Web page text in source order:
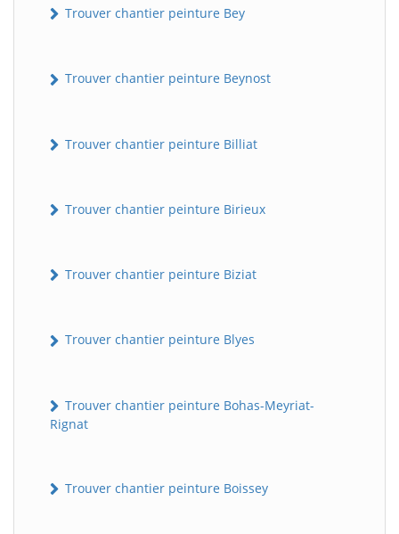
Trouver chantier peinture Bey
Trouver chantier peinture Beynost
Trouver chantier peinture Billiat
Trouver chantier peinture Birieux
Trouver chantier peinture Biziat
Trouver chantier peinture Blyes
Trouver chantier peinture Bohas-Meyriat-
Rignat
Trouver chantier peinture Boissey